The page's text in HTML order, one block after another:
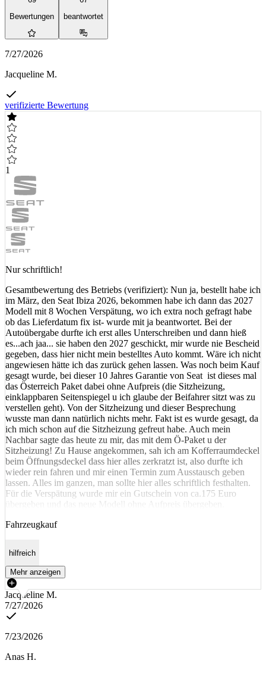
Bewertungen
beantwortet
7/27/2026
Jacqueline M.
verifizierte Bewertung
1
Nur schriftlich!
Gesamtbewertung des Betriebs (verifiziert): Nun ja, bestellt habe ich
im März, den Seat Ibiza 2026, bekommen habe ich dann das 2027
Modell mit 8 Wochen Verspätung, wo ich extra noch gefragt habe
ob das Lieferdatum fix ist- wurde mit ja beantwortet. Bei der
Autoübergabe durfte ich erst alles Unterschreiben und dann hieß
es...ach jaa... sie haben den 2027 geschickt, mir wurde nie Bescheid
gegeben, dass hier nicht mein bestelltes Auto kommt. Wäre ich nicht
angewiesen hätte ich das zurück gehen lassen. Was noch beim Kauf
gesagt wurde, bei dieser 10 Jahres Garantie von Seat ist dieses mal
das Österreich Paket dabei ohne Aufpreis (die Sitzheizung,
einklappbaren Seitenspiegel u ich glaube der Beifahrer sitzt was zu
verstellen geht). Von der Sitzheizung und dieser Besprechung
wusste man dann natürlich nichts mehr. Fakt ist es wurde gesagt, da
ich mich schon auf die Sitzheizung gefreut habe. Auch mein
Nachbar sagte das heute zu mir, das mit dem Ö-Paket u der
Sitzheizung! Zu Hause angekommen, sah ich am Kofferraumdeckel
beim Öffnungsdeckel dass hier alles zerkratzt ist, also durfte ich
wieder rein fahren und mir einen Termin zum Ausstausch geben
lassen. Alles im ganzen, man sollte hier alles schriftlich festhalten.
Für die Verspätung wurde mir ein Gutschein von ca.175 Euro
übergeben und das neue Modell ohne Aufpreis übergeben.
Fahrzeugkauf
hilfreich
Mehr anzeigen
Jacqueline M.
7/27/2026
7/23/2026
Anas H.